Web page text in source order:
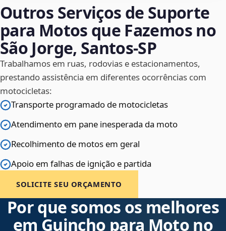
Outros Serviços de Suporte
para Motos que Fazemos no
São Jorge, Santos‑SP
Trabalhamos em ruas, rodovias e estacionamentos,
prestando assistência em diferentes ocorrências com
motocicletas:
Transporte programado de motocicletas
Atendimento em pane inesperada da moto
Recolhimento de motos em geral
Apoio em falhas de ignição e partida
SOLICITE SEU ORÇAMENTO
Por que somos os melhores
em Guincho para Moto no